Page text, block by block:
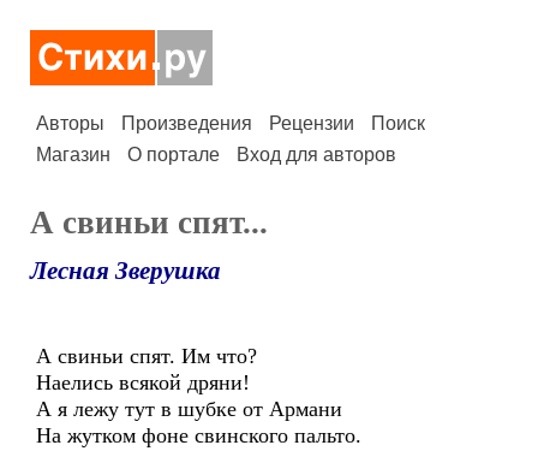
Авторы Произведения Рецензии
Поиск
Магазин
О портале Вход для авторов
А свиньи спят...
Лесная Зверушка
А свиньи спят. Им что?
Наелись всякой дряни!
А я лежу тут в шубке от Армани
На жутком фоне свинского пальто.